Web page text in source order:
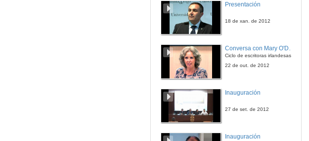
Presentación
18 de xan. de 2012
Conversa con Mary O'Donnell
Ciclo de escritoras irlandesas
22 de out. de 2012
Inauguración
27 de set. de 2012
Inauguración